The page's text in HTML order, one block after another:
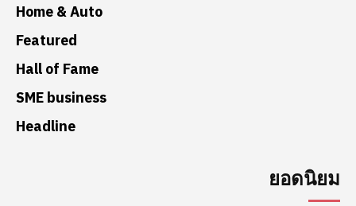
Home & Auto
Featured
Hall of Fame
SME business
Headline
ยอดนิยม